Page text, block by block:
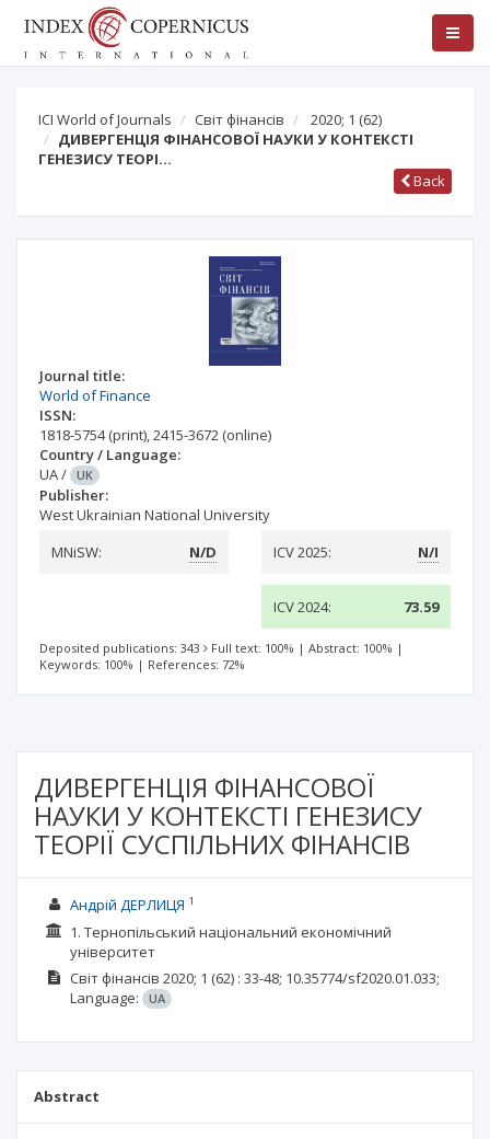
ICI World of Journals Світ фінансів 2020; 1 (62)
ДИВЕРГЕНЦІЯ ФІНАНСОВОЇ НАУКИ У КОНТЕКСТІ
ГЕНЕЗИСУ ТЕОРІ…
Back
Journal title:
World of Finance
ISSN:
1818-5754(print),2415-3672 (online)
Country / Language:
UA/ UK
Publisher:
West Ukrainian National University
MNiSW:
N/D ICV 2025: N/I
ICV 2024: 73.59
Deposited publications: 343 Full text: 100% | Abstract: 100% |
Keywords: 100% | References: 72%
ДИВЕРГЕНЦІЯ ФІНАНСОВОЇ
НАУКИ У КОНТЕКСТІ ГЕНЕЗИСУ
ТЕОРІЇ СУСПІЛЬНИХ ФІНАНСІВ
Андрій ДЕРЛИЦЯ 1
1. Тернопільський національний економічний
університет
Світ фінансів 2020; 1 (62) : 33-48; 10.35774/sf2020.01.033;
Language:
UA
Abstract